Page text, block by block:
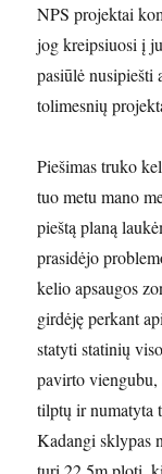
NPS projektai
jog kreipsiuosi į
pasiūlė
tolimesnių
Piešimas truko
tuo metu mano
pieštą planą
prasidėjo
kelio apsaugos
girdėję perkant
statyti statinių
pavirto viengubu,
tilptų ir numatyta
Kadangi sklypas